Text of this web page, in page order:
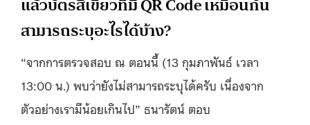
สามารถระบุอะไรได้บ้าง?
“จากการตรวจสอบ ณ ตอนนี้ (13 กุมภาพันธ์ เวลา
13:00 น.) พบว่ายังไม่สามารถระบุได้ครับ เนื่องจาก
ตัวอย่างเรามีน้อยเกินไป” ธนารัตน์ ตอบ